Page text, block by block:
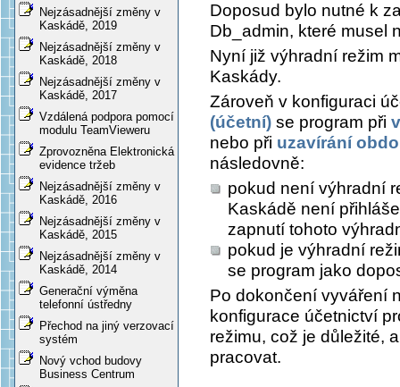
Nejzásadnější změny v
Kaskádě, 2019
Nejzásadnější změny v
Kaskádě, 2018
Nejzásadnější změny v
Kaskádě, 2017
Vzdálená podpora pomocí
modulu TeamVieweru
Zprovozněna Elektronická
evidence tržeb
Nejzásadnější změny v
Kaskádě, 2016
Nejzásadnější změny v
Kaskádě, 2015
Nejzásadnější změny v
Kaskádě, 2014
Generační výměna
telefonní ústředny
Přechod na jiný verzovací
systém
Nový vchod budovy
Business Centrum
Doposud bylo nutné k
Db_admin, které musel
Nyní již výhradní režim
Kaskády.
Zároveň v konfiguraci
(účetní) se program při
nebo při uzavírání
následovně:
pokud není výhradní
Kaskádě není
zapnutí tohoto
pokud je výhradní
se program jako
Po dokončení vyváření
konfigurace účetnictví
režimu, což je důležité,
pracovat.